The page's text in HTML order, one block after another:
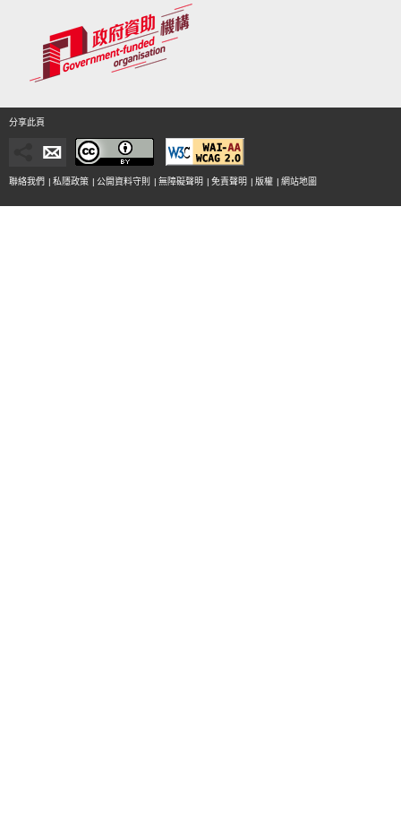
分享此頁
聯絡我們 | 私隱政策 | 公開資料守則 | 無障礙聲明 | 免責聲明 | 版權 | 網站地圖